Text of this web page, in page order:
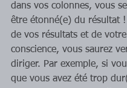
dans vos colonnes, vous
être étonné(e) du résultat
de vos résultats et de
conscience, vous saurez
diriger. Par exemple, si
que vous avez été trop